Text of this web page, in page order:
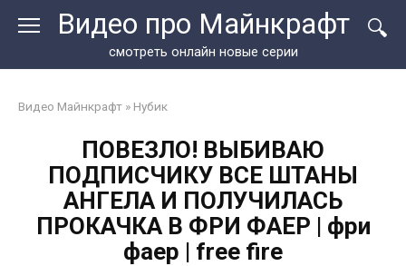
Видео про Майнкрафт
смотреть онлайн новые серии
Видео Майнкрафт » Нубик
ПОВЕЗЛО! ВЫБИВАЮ
ПОДПИСЧИКУ ВСЕ ШТАНЫ
АНГЕЛА И ПОЛУЧИЛАСЬ
ПРОКАЧКА В ФРИ ФАЕР | фри
фаер | free fire